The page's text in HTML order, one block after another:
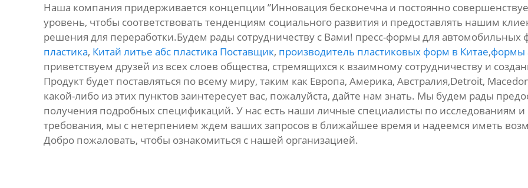
Наша компания придерживается концепции ”Инновация бесконечна и постоянно
уровень, чтобы соответствовать тенденциям социального развития и предоставлять нашим
решения для переработки.Будем рады сотрудничеству с Вами! пресс-формы для автомобильных
пластика, Китай литье абс пластика Поставщик, производитель пластиковых форм в Китае,формы
приветствуем друзей из всех слоев общества, стремящихся к взаимному сотрудничеству и
Продукт будет поставляться по всему миру, таким как Европа, Америка, Австралия,Detroit,
какой-либо из этих пунктов заинтересует вас, пожалуйста, дайте нам знать. Мы будем рады
получения подробных спецификаций. У нас есть наши личные специалисты по исследованиям и
требования, мы с нетерпением ждем ваших запросов в ближайшее время и надеемся иметь
Добро пожаловать, чтобы ознакомиться с нашей организацией.